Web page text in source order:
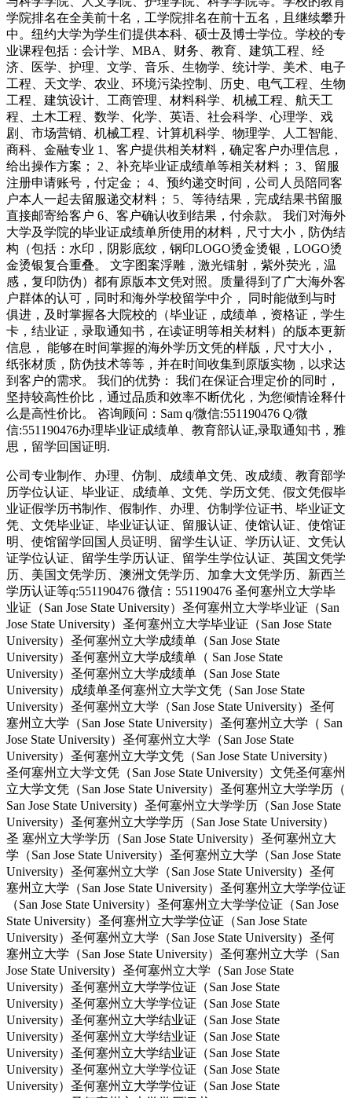
学院排名在全美前十名，工学院排名在前十五名，且继续攀升
中。纽约大学为学生们提供本科、硕士及博士学位。学校的专
业课程包括：会计学、MBA、财务、教育、建筑工程、经
济、医学、护理、文学、音乐、生物学、统计学、美术、电子
工程、天文学、农业、环境污染控制、历史、电气工程、生物
工程、建筑设计、工商管理、材料科学、机械工程、航天工
程、土木工程、数学、化学、英语、社会科学、心理学、戏
剧、市场营销、机械工程、计算机科学、物理学、人工智能、
商科、金融专业 1、客户提供相关材料，确定客户办理信息，
给出操作方案； 2、补充毕业证成绩单等相关材料； 3、留服
注册申请账号，付定金； 4、预约递交时间，公司人员陪同客
户本人一起去留服递交材料； 5、等待结果，完成结果书留服
直接邮寄给客户 6、客户确认收到结果，付余款。 我们对海外
大学及学院的毕业证成绩单所使用的材料，尺寸大小，防伪结
构（包括：水印，阴影底纹，钢印LOGO烫金烫银，LOGO烫
金烫银复合重叠。 文字图案浮雕，激光镭射，紫外荧光，温
感，复印防伪）都有原版本文凭对照。质量得到了广大海外客
户群体的认可，同时和海外学校留学中介， 同时能做到与时
俱进，及时掌握各大院校的（毕业证，成绩单，资格证，学生
卡，结业证，录取通知书，在读证明等相关材料）的版本更新
信息， 能够在时间掌握的海外学历文凭的样版，尺寸大小，
纸张材质，防伪技术等等，并在时间收集到原版实物，以求达
到客户的需求。 我们的优势： 我们在保证合理定价的同时，
坚持较高性价比，通过品质和效率不断优化，为您倾情诠释什
么是高性价比。 咨询顾问：Sam q/微信:551190476 Q/微
信:551190476办理毕业证成绩单、教育部认证,录取通知书，雅
思，留学回国证明.
公司专业制作、办理、仿制、成绩单文凭、改成绩、教育部学
历学位认证、毕业证、成绩单、文凭、学历文凭、假文凭假毕
业证假学历书制作、假制作、办理、仿制学位证书、毕业证文
凭、文凭毕业证、毕业证认证、留服认证、使馆认证、使馆证
明、使馆留学回国人员证明、留学生认证、学历认证、文凭认
证学位认证、留学生学历认证、留学生学位认证、英国文凭学
历、美国文凭学历、澳洲文凭学历、加拿大文凭学历、新西兰
学历认证等q:551190476 微信：551190476 圣何塞州立大学毕
业证（San Jose State University）圣何塞州立大学毕业证（San
Jose State University）圣何塞州立大学毕业证（San Jose State
University）圣何塞州立大学成绩单（San Jose State
University）圣何塞州立大学成绩单（ San Jose State
University）圣何塞州立大学成绩单（San Jose State
University）成绩单圣何塞州立大学文凭（San Jose State
University）圣何塞州立大学（San Jose State University）圣何
塞州立大学（San Jose State University）圣何塞州立大学（ San
Jose State University）圣何塞州立大学（San Jose State
University）圣何塞州立大学文凭（San Jose State University）
圣何塞州立大学文凭（San Jose State University）文凭圣何塞州
立大学文凭（San Jose State University）圣何塞州立大学学历（
San Jose State University）圣何塞州立大学学历（San Jose State
University）圣何塞州立大学学历（San Jose State University）
圣 塞州立大学学历（San Jose State University）圣何塞州立大
学（San Jose State University）圣何塞州立大学（San Jose State
University）圣何塞州立大学（San Jose State University）圣何
塞州立大学（San Jose State University）圣何塞州立大学学位证
（San Jose State University）圣何塞州立大学学位证（San Jose
State University）圣何塞州立大学学位证（San Jose State
University）圣何塞州立大学（San Jose State University）圣何
塞州立大学（San Jose State University）圣何塞州立大学（San
Jose State University）圣何塞州立大学（San Jose State
University）圣何塞州立大学学位证（San Jose State
University）圣何塞州立大学学位证（San Jose State
University）圣何塞州立大学结业证（San Jose State
University）圣何塞州立大学结业证（San Jose State
University）圣何塞州立大学结业证（San Jose State
University）圣何塞州立大学学位证（San Jose State
University）圣何塞州立大学学位证（San Jose State